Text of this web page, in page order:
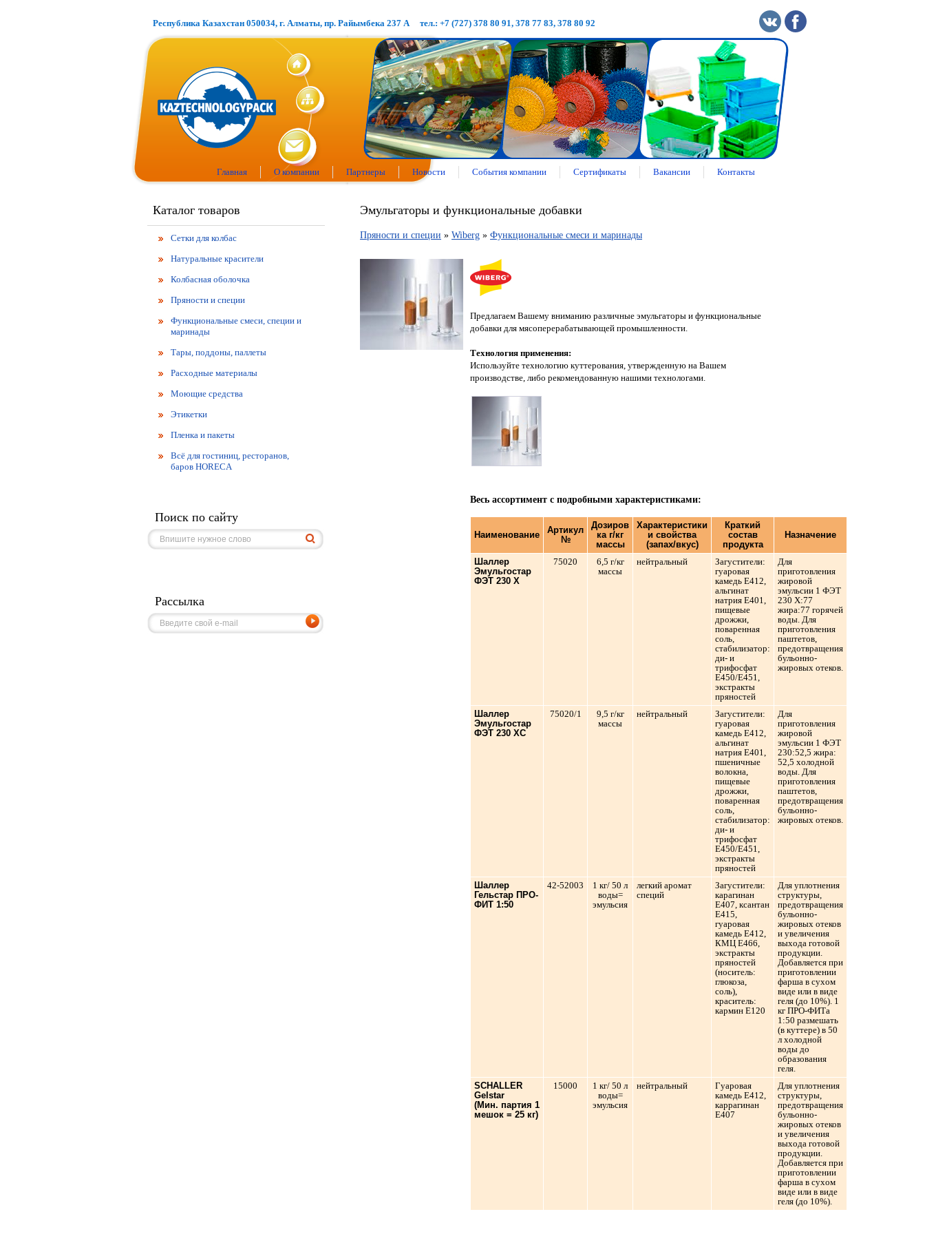
Республика Казахстан 050034, г. Алматы, пр. Райымбека 237 А тел.: +7 (727) 378 80 91, 378 77 83, 378 80 92
Главная О компании Партнеры Новости События компании Сертификаты Вакансии Контакты
Эмульгаторы и функциональные добавки
Пряности и специи » Wiberg » Функциональные смеси и маринады
Предлагаем Вашему вниманию различные эмульгаторы и функциональные
добавки для мясоперерабатывающей промышленности.
Технология применения:
Используйте технологию куттерования, утвержденную на Вашем
производстве, либо рекомендованную нашими технологами.
Весь ассортимент с подробными характеристиками:
Наименование
Артикул
№
Дозиров
ка г/кг
массы
Характеристики
и свойства
(запах/вкус)
Краткий
состав
продукта
Назначение
Шаллер
Эмульгостар
ФЭТ 230 Х
75020
6,5 г/кг
массы
нейтральный
Загустители:
гуаровая
камедь Е412,
альгинат
натрия Е401,
пищевые
дрожжи,
поваренная
соль,
стабилизатор:
ди- и
трифосфат
Е450/Е451,
экстракты
пряностей
Для
приготовления
жировой
эмульсии 1 ФЭТ
230 Х:77
жира:77 горячей
воды. Для
приготовления
паштетов,
предотвращения
бульонно-
жировых отеков.
Шаллер
Эмульгостар
ФЭТ 230 ХС
75020/1
9,5 г/кг
массы
нейтральный
Загустители:
гуаровая
камедь Е412,
альгинат
натрия Е401,
пшеничные
волокна,
пищевые
дрожжи,
поваренная
соль,
стабилизатор:
ди- и
трифосфат
Е450/Е451,
экстракты
пряностей
Для
приготовления
жировой
эмульсии 1 ФЭТ
230:52,5 жира:
52,5 холодной
воды. Для
приготовления
паштетов,
предотвращения
бульонно-
жировых отеков.
Шаллер
Гельстар ПРО-
ФИТ 1:50
42-52003
1 кг/ 50 л
воды=
эмульсия
легкий аромат
специй
Загустители:
карагинан
Е407, ксантан
Е415,
гуаровая
камедь Е412,
КМЦ Е466,
экстракты
пряностей
(носитель:
глюкоза,
соль),
краситель:
кармин Е120
Для уплотнения
структуры,
предотвращения
бульонно-
жировых отеков
и увеличения
выхода готовой
продукции.
Добавляется при
приготовлении
фарша в сухом
виде или в виде
геля (до 10%). 1
кг ПРО-ФИТа
1:50 размешать
(в куттере) в 50
л холодной
воды до
образования
геля.
SCHALLER
Gelstar
(Мин. партия 1
мешок = 25 кг)
15000
1 кг/ 50 л
воды=
эмульсия
нейтральный
Гуаровая
камедь Е412,
каррагинан
Е407
Для уплотнения
структуры,
предотвращения
бульонно-
жировых отеков
и увеличения
выхода готовой
продукции.
Добавляется при
приготовлении
фарша в сухом
виде или в виде
геля (до 10%).
Каталог товаров
Сетки для колбас
Натуральные красители
Колбасная оболочка
Пряности и специи
Функциональные смеси, специи и
маринады
Тары, поддоны, паллеты
Расходные материалы
Моющие средства
Этикетки
Пленка и пакеты
Всё для гостиниц, ресторанов,
баров HORECA
Поиск по сайту
Рассылка